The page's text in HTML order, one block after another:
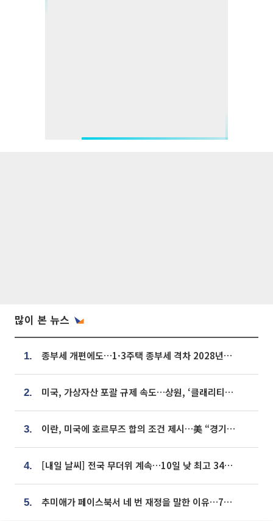
많이 본 뉴스
1. 종부세 개편에도…1·3주택 종부세 격차 2028년부터 확대
2. 미국, 가상자산 포괄 규제 속도…상원, ‘클래리티법’ 9월 절차투표 추진
3. 이란, 미국에 호르무즈 합의 조건 제시…美 “경기 아직 안 끝나” [종합]
4. [내일 날씨] 전국 무더위 계속…10일 낮 최고 34도 육박
5. 추미애가 페이스북서 네 번 재정을 말한 이유…7700억 추경 열쇠는 도의회에